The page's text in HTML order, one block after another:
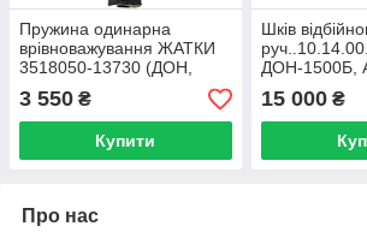
Пружина одинарна
врівноважування ЖАТКИ
3518050-13730 (ДОН,
АКРОС, ВЕКТОР)
3 550 ₴
Купити
Шків
ДОН-1500Б,
15 000₴
Про нас